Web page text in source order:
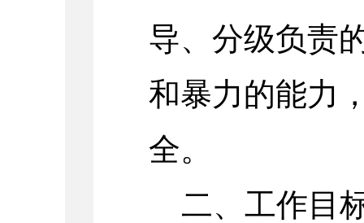
导、分级负责
和暴力的能力
全。
二、工作目